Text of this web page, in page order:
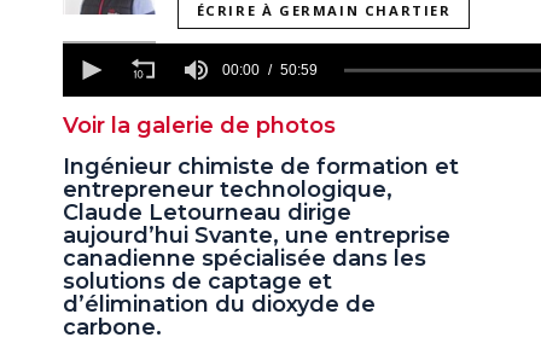
ÉCRIRE À GERMAIN CHARTIER
seconds
minutes,
seconds
00:00 50:59
Voir la galerie de photos
Ingénieur chimiste de formation et
entrepreneur technologique,
Claude Letourneau dirige
aujourd’hui Svante, une entreprise
canadienne spécialisée dans les
solutions de captage et
d’élimination du dioxyde de
carbone.